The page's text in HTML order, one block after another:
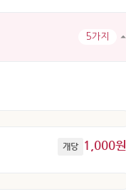
5가지
개당 1,000원